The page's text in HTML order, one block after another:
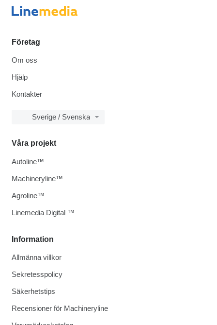
Företag
Om oss
Hjälp
Kontakter
Sverige / Svenska
Information
Allmänna villkor
Sekretesspolicy
Säkerhetstips
Recensioner för Machineryline
Våra projekt
Autoline™
Machineryline™
Agroline™
Linemedia Digital ™